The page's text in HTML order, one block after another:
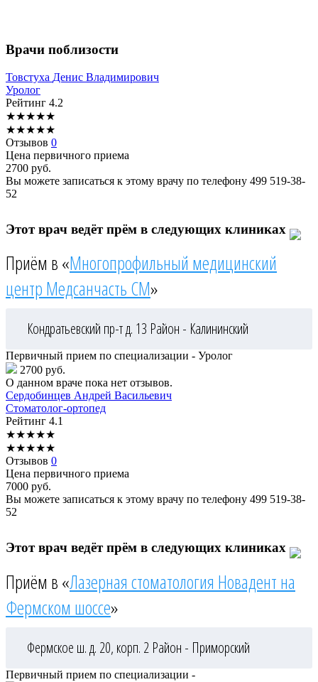
Врачи поблизости
Товстуха Денис Владимирович
Уролог
Рейтинг 4.2
★★★★★
★★★★★
Отзывов 0
Цена первичного приема
2700 руб.
Вы можете записаться к этому врачу по телефону 499 519-38-
52
Этот врач ведёт прём в следующих клиниках
Приём в «Многопрофильный медицинский
центр Медсанчасть СМ»
Кондратьевский пр-т д. 13 Район - Калининский
Первичный прием по специализации - Уролог
2700 руб.
О данном враче пока нет отзывов.
Сердобинцев Андрей Васильевич
Стоматолог-ортопед
Рейтинг 4.1
★★★★★
★★★★★
Отзывов 0
Цена первичного приема
7000 руб.
Вы можете записаться к этому врачу по телефону 499 519-38-
52
Этот врач ведёт прём в следующих клиниках
Приём в «Лазерная стоматология Новадент на
Фермском шоссе»
Фермское ш. д. 20, корп. 2 Район - Приморский
Первичный прием по специализации -